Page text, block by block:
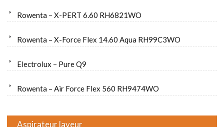
Rowenta – X-PERT 6.60 RH6821WO
Rowenta – X-Force Flex 14.60 Aqua RH99C3WO
Electrolux – Pure Q9
Rowenta – Air Force Flex 560 RH9474WO
Aspirateur laveur